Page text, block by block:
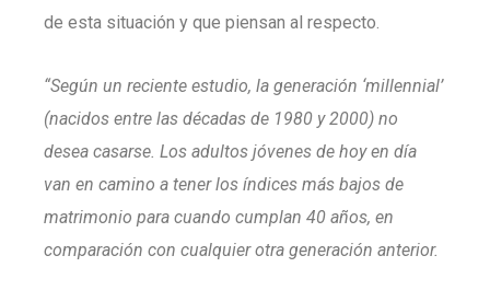
de esta situación y que piensan al respecto.
“Según un reciente estudio, la generación ‘millennial’
(nacidos entre las décadas de 1980 y 2000) no
desea casarse. Los adultos jóvenes de hoy en día
van en camino a tener los índices más bajos de
matrimonio para cuando cumplan 40 años, en
comparación con cualquier otra generación anterior.